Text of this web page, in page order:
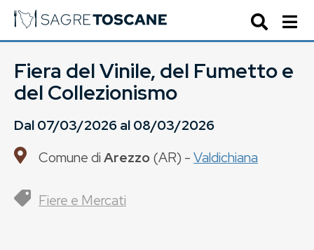
Fiera del Vinile, del Fumetto e
del Collezionismo
Dal07/03/2026al08/03/2026
Comune diArezzo(AR) -Valdichiana
Fiere e Mercati